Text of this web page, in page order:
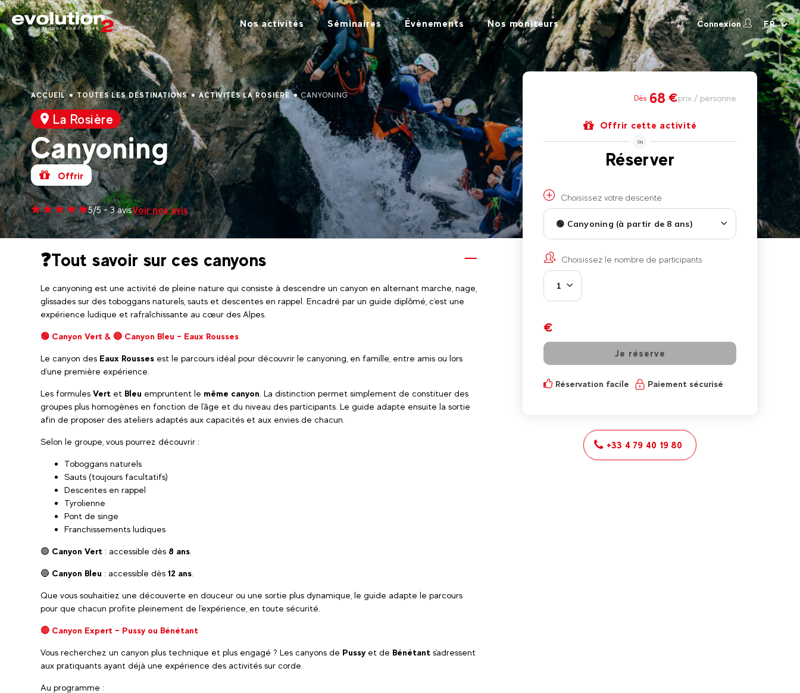
Nos activités Séminaires Évènements Nos moniteurs Connexion FR
ACCUEIL TOUTES LES DESTINATIONS ACTIVITÉS LA ROSIÈRE CANYONING
La Rosière
Canyoning
Offrir
5/5 - 3 avisVoir nos avis
❓Tout savoir sur ces canyons
Le canyoning est une activité de pleine nature qui consiste à descendre un canyon en alternant marche, nage,
glissades sur des toboggans naturels, sauts et descentes en rappel. Encadré par un guide diplômé, c'est une
expérience ludique et rafraîchissante au cœur des Alpes.
🟢 Canyon Vert & 🔵 Canyon Bleu – Eaux Rousses
Le canyon des Eaux Rousses est le parcours idéal pour découvrir le canyoning, en famille, entre amis ou lors
d'une première expérience.
Les formules Vert et Bleu empruntent le même canyon . La distinction permet simplement de constituer des
groupes plus homogènes en fonction de l'âge et du niveau des participants. Le guide adapte ensuite la sortie
afin de proposer des ateliers adaptés aux capacités et aux envies de chacun.
Selon le groupe, vous pourrez découvrir :
Toboggans naturels
Sauts (toujours facultatifs)
Descentes en rappel
Tyrolienne
Pont de singe
Franchissements ludiques
🟢 Canyon Vert : accessible dès 8 ans
🔵 Canyon Bleu : accessible dès 12 ans
Que vous souhaitiez une découverte en douceur ou une sortie plus dynamique, le guide adapte le parcours
pour que chacun profite pleinement de l'expérience, en toute sécurité.
🔴 Canyon Expert – Pussy ou Bénétant
Vous recherchez un canyon plus technique et plus engagé ? Les canyons de Pussy et de Bénétant s'adressent
aux pratiquants ayant déjà une expérience des activités sur corde.
Au programme :
Dès 68 €prix / personne
Offrir cette activité
ou
Réserver
Choisissez votre descente
🟢 Canyoning (à partir de 8 ans)
Choisissez le nombre de participants
1
€
Je réserve
Réservation facile Paiement sécurisé
+33 4 79 40 19 80